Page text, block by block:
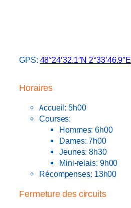
GPS: 48°24’32.1″N 2°33’46.9″E
Horaires
Accueil: 5h00
Courses:
Hommes: 6h00
Dames: 7h00
Jeunes: 8h30
Mini-relais: 9h00
Récompenses: 13h00
Fermeture des circuits